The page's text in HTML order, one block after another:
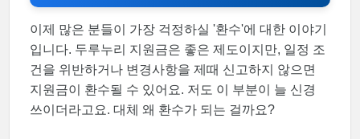
이제 많은 분들이 가장 걱정하실 '환수'에 대한 이야기
입니다. 두루누리 지원금은 좋은 제도이지만, 일정 조
건을 위반하거나 변경사항을 제때 신고하지 않으면
지원금이 환수될 수 있어요. 저도 이 부분이 늘 신경
쓰이더라고요. 대체 왜 환수가 되는 걸까요?